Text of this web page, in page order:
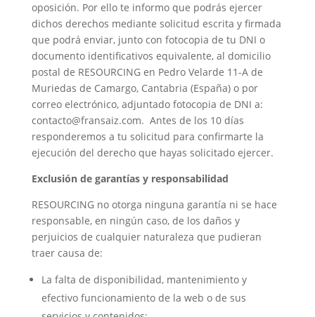
oposición. Por ello te informo que podrás ejercer
dichos derechos mediante solicitud escrita y firmada
que podrá enviar, junto con fotocopia de tu DNI o
documento identificativos equivalente, al domicilio
postal de RESOURCING en Pedro Velarde 11-A de
Muriedas de Camargo, Cantabria (España) o por
correo electrónico, adjuntado fotocopia de DNI a:
contacto@fransaiz.com. Antes de los 10 días
responderemos a tu solicitud para confirmarte la
ejecución del derecho que hayas solicitado ejercer.
Exclusión de garantías y responsabilidad
RESOURCING no otorga ninguna garantía ni se hace
responsable, en ningún caso, de los daños y
perjuicios de cualquier naturaleza que pudieran
traer causa de:
La falta de disponibilidad, mantenimiento y
efectivo funcionamiento de la web o de sus